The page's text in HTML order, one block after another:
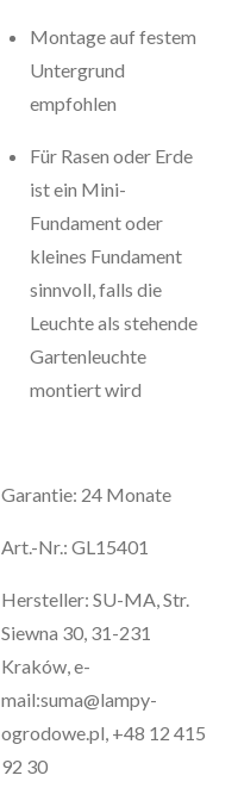
Montage auf festem
Untergrund
empfohlen
Für Rasen oder Erde
ist ein Mini-
Fundament oder
kleines Fundament
sinnvoll, falls die
Leuchte als stehende
Gartenleuchte
montiert wird
Garantie: 24 Monate
Art.-Nr.: GL15401
Hersteller: SU-MA, Str.
Siewna 30, 31-231
Kraków, e-
mail:suma@lampy-
ogrodowe.pl, +48 12 415
92 30